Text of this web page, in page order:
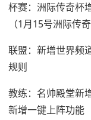
杯赛：洲际传奇杯
（1月15号洲际传
联盟：新增世界频
规则
教练：名帅殿堂新
新增一键上阵功能